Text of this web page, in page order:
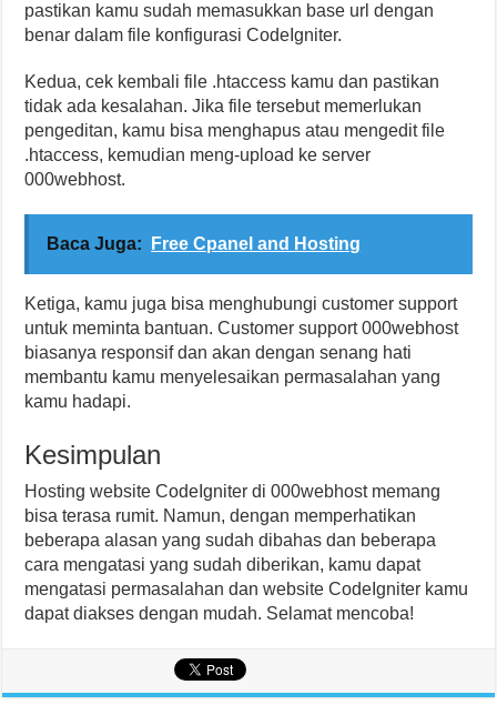
pastikan kamu sudah memasukkan base url dengan
benar dalam file konfigurasi CodeIgniter.
Kedua, cek kembali file .htaccess kamu dan pastikan
tidak ada kesalahan. Jika file tersebut memerlukan
pengeditan, kamu bisa menghapus atau mengedit file
.htaccess, kemudian meng-upload ke server
000webhost.
Baca Juga: Free Cpanel and Hosting
Ketiga, kamu juga bisa menghubungi customer support
untuk meminta bantuan. Customer support 000webhost
biasanya responsif dan akan dengan senang hati
membantu kamu menyelesaikan permasalahan yang
kamu hadapi.
Kesimpulan
Hosting website CodeIgniter di 000webhost memang
bisa terasa rumit. Namun, dengan memperhatikan
beberapa alasan yang sudah dibahas dan beberapa
cara mengatasi yang sudah diberikan, kamu dapat
mengatasi permasalahan dan website CodeIgniter kamu
dapat diakses dengan mudah. Selamat mencoba!